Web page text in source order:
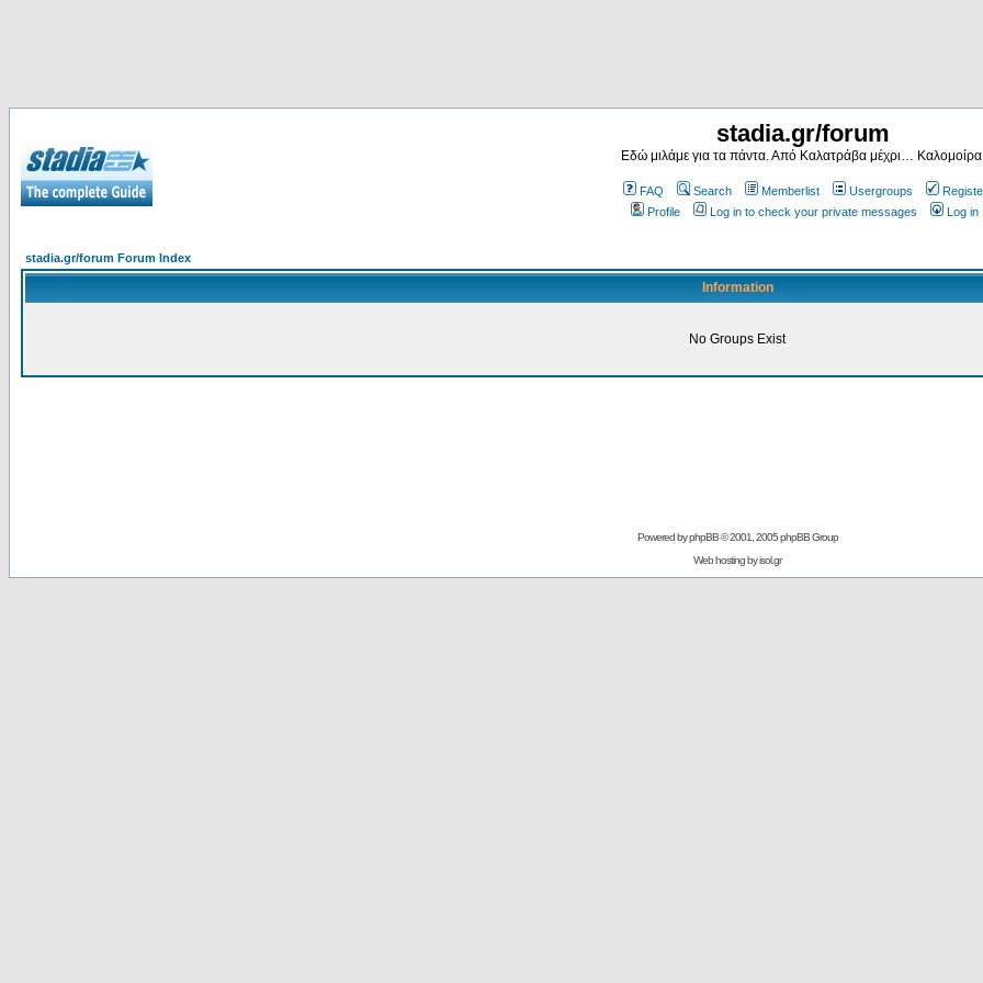
stadia.gr/forum
Εδώ μιλάμε για τα πάντα. Από Καλατράβα μέχρι…
FAQ Search Memberlist Usergroups
Profile
Log in to check your private messages Log in
stadia.gr/forum Forum Index
Information
No Groups Exist
Powered byphpBB© 2001, 2005 phpBB Group
Web hosting byisol.gr